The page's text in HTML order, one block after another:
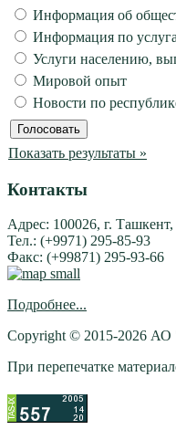
Информация об
Информация по
Услуги населению,
Мировой опыт
Новости по
Показать результаты »
Контакты
Адрес: 100026, г.
Тел.: (+9971) 295-85-93
Факс: (+99871) 295-93-66
Подробнее...
Copyright © 2015-2026 АО
При перепечатке